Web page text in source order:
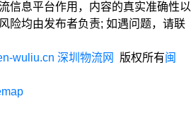
信息平台作用，内容的真实准确性以
险均由发布者负责; 如遇问题，请联
wuliu.cn 深圳物流网 版权所有闽